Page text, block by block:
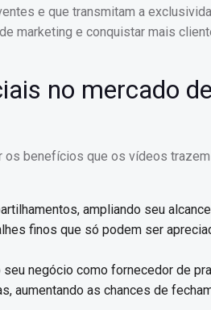
e que transmitam a
marketing e conquistar mais
no mercado
os benefícios que os vídeos
ampliando seu
finos que só podem ser
negócio como fornecedor de
aumentando as chances de